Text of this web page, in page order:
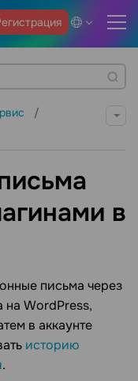
в
письма через
на WordPress,
в аккаунте
историю
.